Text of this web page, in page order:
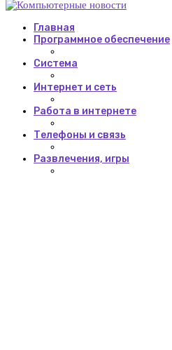
Главная
Программное обеспечение
Система
Интернет и сеть
Работа в интернете
Телефоны и связь
Развлечения, игры